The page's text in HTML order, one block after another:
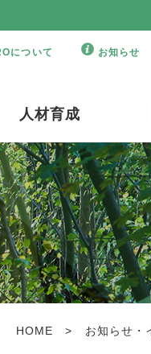
について お知らせ
人材育成
HOME > お知らせ・